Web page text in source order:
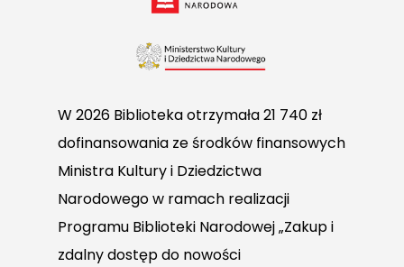
W 2026 Biblioteka otrzymała 21 740 zł
dofinansowania ze środków finansowych
Ministra Kultury i Dziedzictwa
Narodowego w ramach realizacji
Programu Biblioteki Narodowej „Zakup i
zdalny dostęp do nowości